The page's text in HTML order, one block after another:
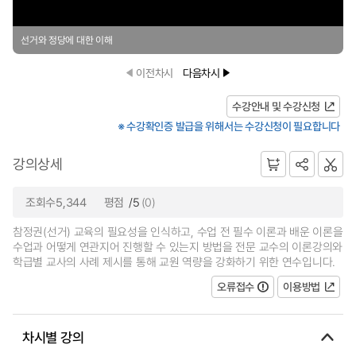
선거와 정당에 대한 이해
이전차시 다음차시
수강안내 및 수강신청
※ 수강확인증 발급을 위해서는 수강신청이 필요합니다
강의상세
조회수5,344 평점 /5 (0)
참정권(선거) 교육의 필요성을 인식하고, 수업 전 필수 이론과 배운 이론을
수업과 어떻게 연관지어 진행할 수 있는지 방법을 전문 교수의 이론강의와
학급별 교사의 사례 제시를 통해 교원 역량을 강화하기 위한 연수입니다.
오류접수
이용방법
차시별 강의